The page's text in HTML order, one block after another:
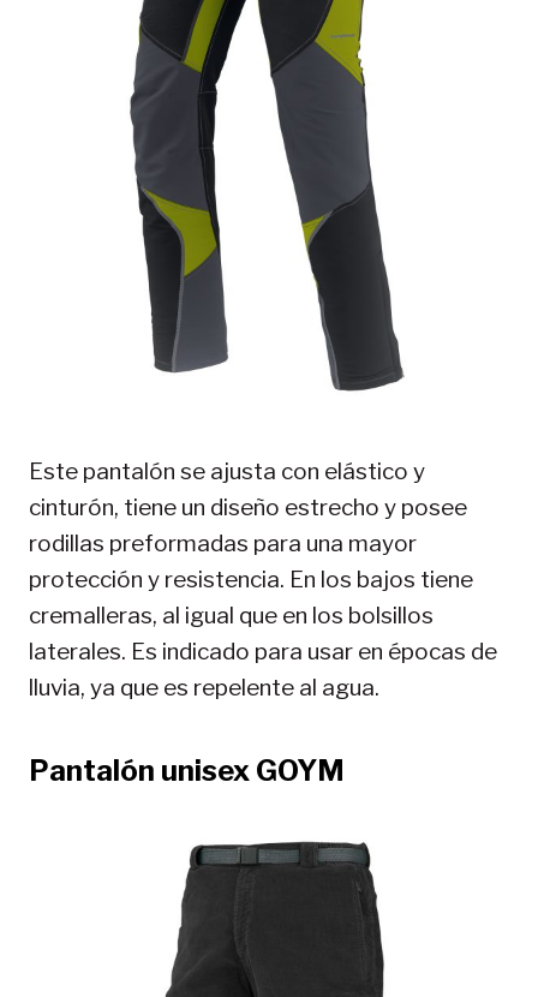
Este pantalón se ajusta con elástico y
cinturón, tiene un diseño estrecho y posee
rodillas preformadas para una mayor
protección y resistencia. En los bajos tiene
cremalleras, al igual que en los bolsillos
laterales. Es indicado para usar en épocas de
lluvia, ya que es repelente al agua.
Pantalón unisex GOYM